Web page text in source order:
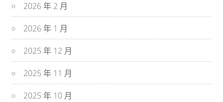
2026 年 2 月
2026 年 1 月
2025 年 12 月
2025 年 11 月
2025 年 10 月